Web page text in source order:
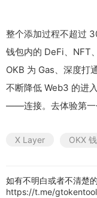
整个添加过程不超过
钱包内的 DeFi、NFT
OKB 为 Gas、深度打
不断降低 Web3 的进
——连接。去体验第一
X Layer OKX
如有不明白或者不清楚
https://t.me/gtokentool